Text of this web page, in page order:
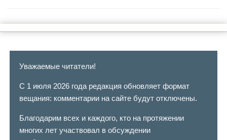
Уважаемые читатели!
С 1 июля 2026 года редакция обновляет формат
вещания: комментарии на сайте будут отключены.
Благодарим всех и каждого, кто на протяжении
многих лет участвовал в обсуждении